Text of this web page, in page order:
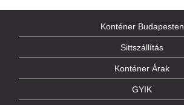
Konténer Budapesten
Sittszállítás
Konténer Árak
GYIK